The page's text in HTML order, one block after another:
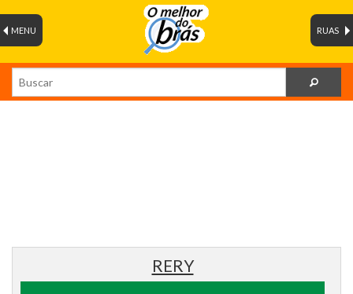
RUAS
MENU
RERY